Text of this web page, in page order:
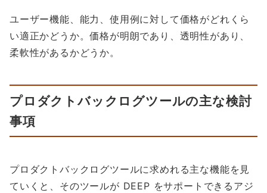
ユーザー機能、能力、使用例に対して価格がどれくら
い適正かどうか。価格が明朗であり、透明性があり、
柔軟性があるかどうか。
プロダクトバックログツールの主な検討
事項
プロダクトバックログツールに求めれる主な機能を見
ていくと、そのツールが DEEP をサポートできるアジ